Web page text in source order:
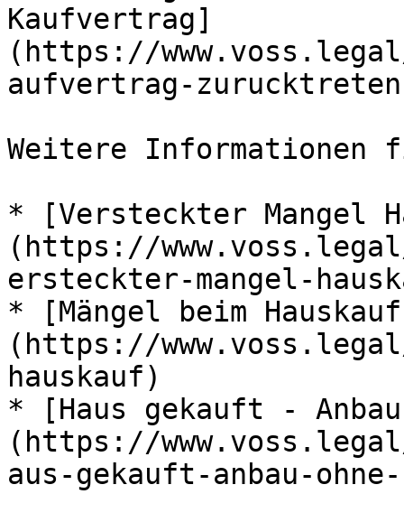
Kaufvertrag]
(https://
aufvertrag-
Weitere Informationen
* [Versteckter Mangel
(https://
ersteckter-mangel-
* [Mängel beim
(https://
hauskauf)
* [Haus gekauft - Anbau
(https://
aus-gekauft-anbau-ohne-